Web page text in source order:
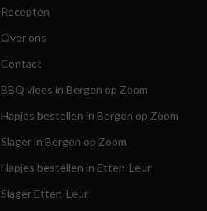
Recepten
Over ons
Contact
BBQ vlees in Bergen op Zoom
Hapjes bestellen in Bergen op Zoom
Slager in Bergen op Zoom
Hapjes bestellen in Etten-Leur
Slager Etten-Leur